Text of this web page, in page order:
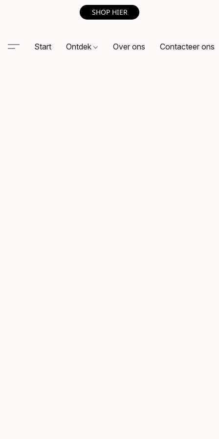
SHOP HIER
Start Ontdek Over ons Contacteer ons